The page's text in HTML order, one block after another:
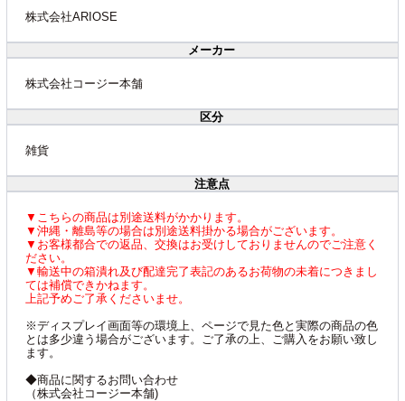
株式会社ARIOSE
メーカー
株式会社コージー本舗
区分
雑貨
注意点
▼こちらの商品は別途送料がかかります。
▼沖縄・離島等の場合は別途送料掛かる場合がございます。
▼お客様都合での返品、交換はお受けしておりませんのでご注意く
ださい。
▼輸送中の箱潰れ及び配達完了表記のあるお荷物の未着につきまし
ては補償できかねます。
上記予めご了承くださいませ。
※ディスプレイ画面等の環境上、ページで見た色と実際の商品の色
とは多少違う場合がございます。ご了承の上、ご購入をお願い致し
ます。
◆商品に関するお問い合わせ
（株式会社コージー本舗)